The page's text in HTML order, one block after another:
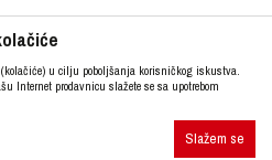
. Sva prava zadržana.
u cilju poboljšanja korisničkog iskustva.
Internet prodavnicu slažete se sa upotrebom
Slažem se